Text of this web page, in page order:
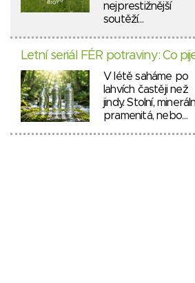
nejprestižnější
soutěží…
Letní seriál FÉR potraviny: Co
V létě saháme po
lahvích častěji než
jindy. Stolní,
pramenitá, nebo…